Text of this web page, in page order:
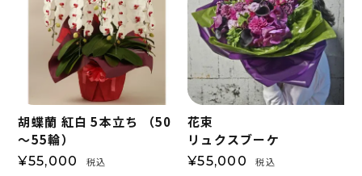
胡蝶蘭 紅白 5本立ち （50
～55輪）
¥55,000 税込
花束
リュクスブーケ
¥55,000 税込